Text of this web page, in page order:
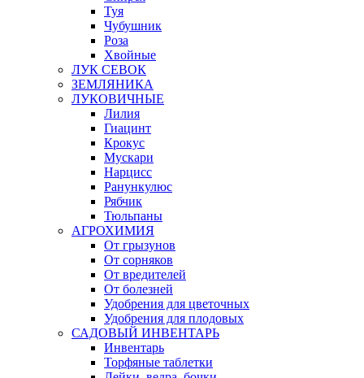
Туя
Чубушник
Роза
Хвойные
ЛУК СЕВОК
ЗЕМЛЯНИКА
ЛУКОВИЧНЫЕ
Лилия
Гиацинт
Крокус
Мускари
Нарцисс
Ранункулюс
Рябчик
Тюльпаны
АГРОХИМИЯ
От грызунов
От сорняков
От вредителей
От болезней
Удобрения для цветочных
Удобрения для плодовых
САДОВЫЙ ИНВЕНТАРЬ
Инвентарь
Торфяные таблетки